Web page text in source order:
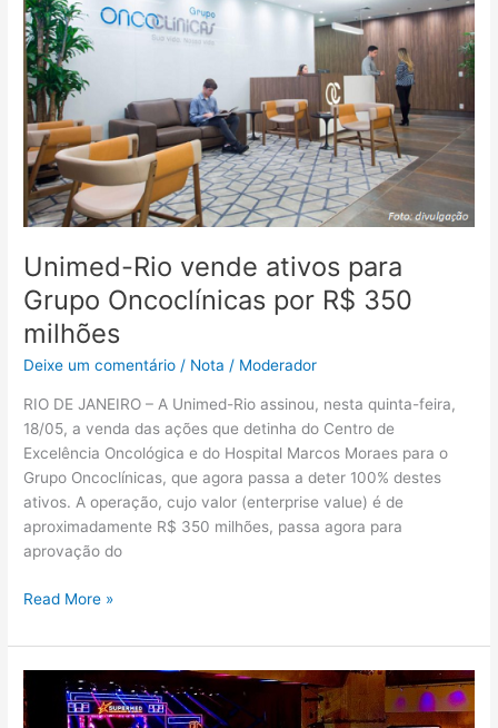
Unimed-Rio vende ativos para
Grupo Oncoclínicas por R$ 350
milhões
Deixe um comentário / Nota / Moderador
RIO DE JANEIRO – A Unimed-Rio assinou, nesta quinta-feira,
18/05, a venda das ações que detinha do Centro de
Excelência Oncológica e do Hospital Marcos Moraes para o
Grupo Oncoclínicas, que agora passa a deter 100% destes
ativos. A operação, cujo valor (enterprise value) é de
aproximadamente R$ 350 milhões, passa agora para
aprovação do
ativos
para
Grupo
Oncoclínicas
por
R$
350
milhões
Read More »
Supermed
realiza